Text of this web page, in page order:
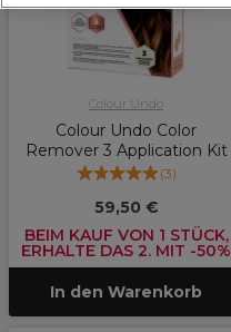
Colour Undo
Colour Undo Color
Remover 3 Application Kit
(3)
59,50 €
BEIM KAUF VON 1 STÜCK,
ERHALTE DAS 2. MIT -50%
In den Warenkorb